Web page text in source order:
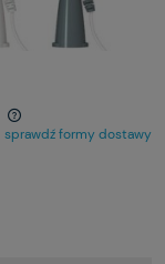
sprawdź formy dostawy